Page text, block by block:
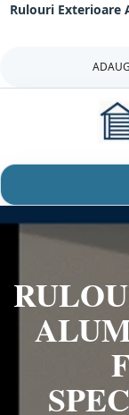
SariRulouri Exterioare